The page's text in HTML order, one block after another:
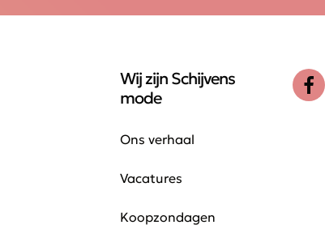
Wij zijn Schijvens
mode
Ons verhaal
Vacatures
Koopzondagen